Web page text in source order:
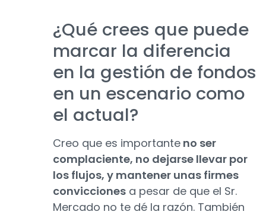
¿Qué crees que puede
marcar la diferencia
en la gestión de fondos
en un escenario como
el actual?
Creo que es importante no ser
complaciente, no dejarse llevar por
los flujos, y mantener unas firmes
convicciones a pesar de que el Sr.
Mercado no te dé la razón. También